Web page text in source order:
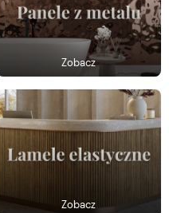
Zobacz
Zobacz